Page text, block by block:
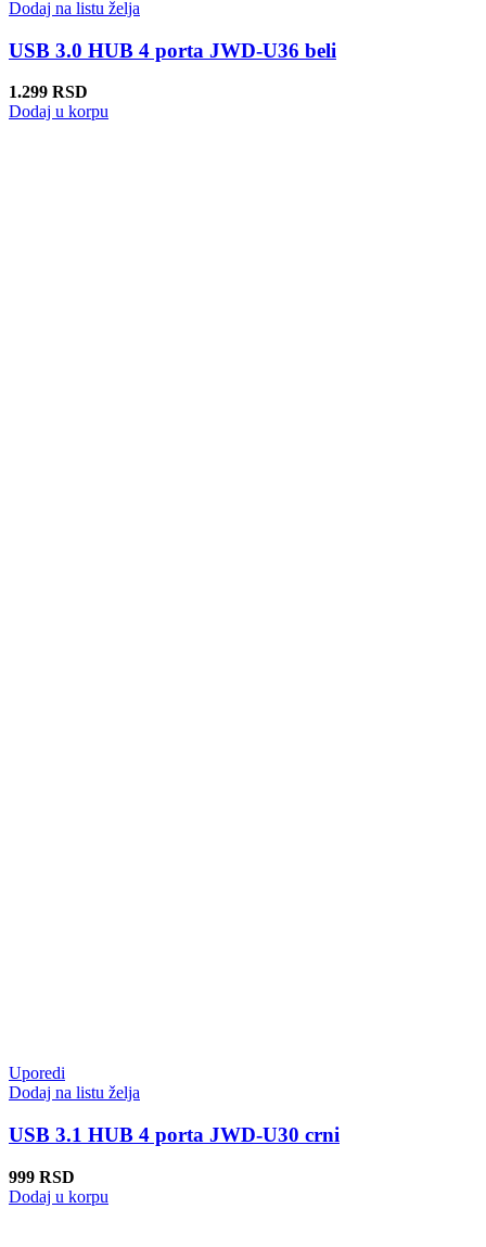
Dodaj na listu želja
USB 3.0 HUB 4 porta JWD-U36 beli
1.299 RSD
Dodaj u korpu
Uporedi
Dodaj na listu želja
USB 3.1 HUB 4 porta JWD-U30 crni
999 RSD
Dodaj u korpu